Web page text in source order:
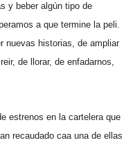
y beber algún tipo de
a que termine la peli.
nuevas historias, de ampliar
de llorar, de enfadarnos,
estrenos en la cartelera que
recaudado caa una de ellas